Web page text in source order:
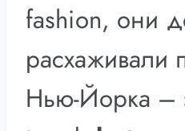
fashion, они
расхаживали
Нью-Йорка –